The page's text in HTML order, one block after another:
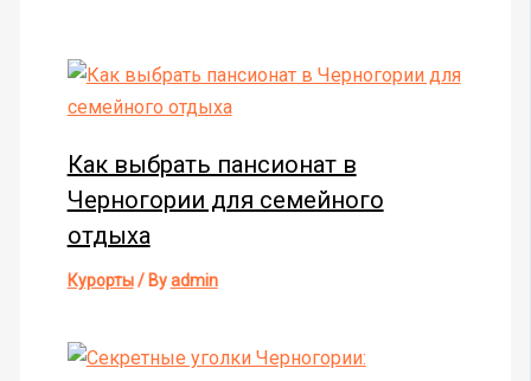
Как выбрать пансионат в
Черногории для семейного
отдыха
Курорты/ Byadmin